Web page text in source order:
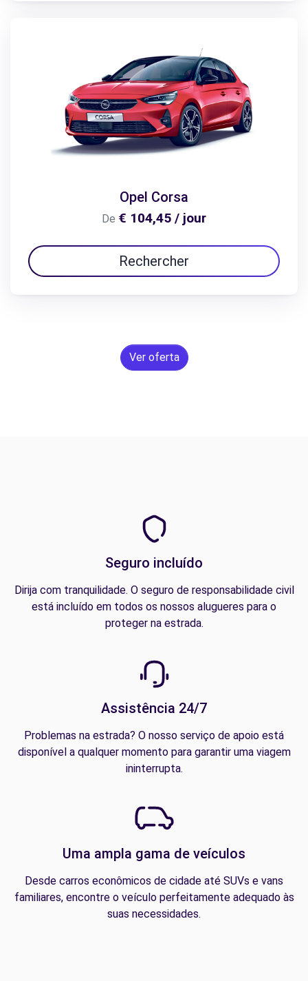
Opel Corsa
De € 104,45 / jour
Rechercher
Ver oferta
Seguro incluído
Dirija com tranquilidade. O seguro de responsabilidade civil
está incluído em todos os nossos alugueres para o
proteger na estrada.
Assistência 24/7
Problemas na estrada? O nosso serviço de apoio está
disponível a qualquer momento para garantir uma viagem
ininterrupta.
Uma ampla gama de veículos
Desde carros econômicos de cidade até SUVs e vans
familiares, encontre o veículo perfeitamente adequado às
suas necessidades.